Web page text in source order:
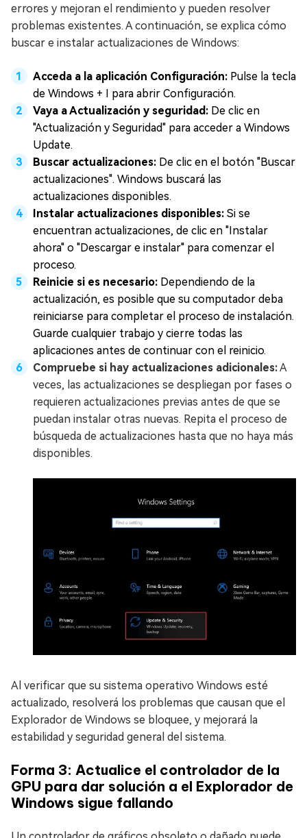
errores y mejoran el rendimiento y pueden resolver
problemas existentes. A continuación, se explica cómo
buscar e instalar actualizaciones de Windows:
Acceda a la aplicación Configuración: Pulse la tecla
de Windows + I para abrir Configuración.
Vaya a Actualización y seguridad: De clic en
"Actualización y Seguridad" para acceder a Windows
Update.
Buscar actualizaciones: De clic en el botón "Buscar
actualizaciones". Windows buscará las
actualizaciones disponibles.
Instalar actualizaciones disponibles: Si se
encuentran actualizaciones, de clic en "Instalar
ahora" o "Descargar e instalar" para comenzar el
proceso.
Reinicie si es necesario: Dependiendo de la
actualización, es posible que su computador deba
reiniciarse para completar el proceso de instalación.
Guarde cualquier trabajo y cierre todas las
aplicaciones antes de continuar con el reinicio.
Compruebe si hay actualizaciones adicionales:A
veces, las actualizaciones se despliegan por fases o
requieren actualizaciones previas antes de que se
puedan instalar otras nuevas. Repita el proceso de
búsqueda de actualizaciones hasta que no haya más
disponibles.
Al verificar que su sistema operativo Windows esté
actualizado, resolverá los problemas que causan que el
Explorador de Windows se bloquee, y mejorará la
estabilidad y seguridad general del sistema.
Forma 3: Actualice el controlador de la
GPU para dar solución a el Explorador de
Windows sigue fallando